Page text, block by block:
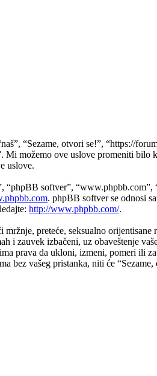
“Sezame, otvori se!”, “https://
Mi možemo ove uslove promeniti
uslove.
softver”,
. phpBB softver se odnosi
http://www.phpbb.com/.
preteće, seksualno
i zauvek izbačeni, uz obaveštenje
prava da ukloni, izmeni, pomeri
bez vašeg pristanka, niti će